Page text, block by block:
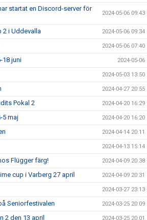
startat en Discord-server för
2024-05-06 09:43
2 i Uddevalla 2024-05-06 09:34
2024-05-06 07:40
18 juni 2024-05-06
2024-05-03 13:50
2024-04-27 20:55
Pokal 2 2024-04-20 16:29
5 maj 2024-04-20 16:20
2024-04-14 20:11
2024-04-13 15:14
Flügger färg! 2024-04-09 20:38
cup i Varberg 27 april 2024-04-09 20:31
2024-03-27 23:13
Seniorfestivalen 2024-03-25 20:09
2 den 13 april 2024-03-25 20:01